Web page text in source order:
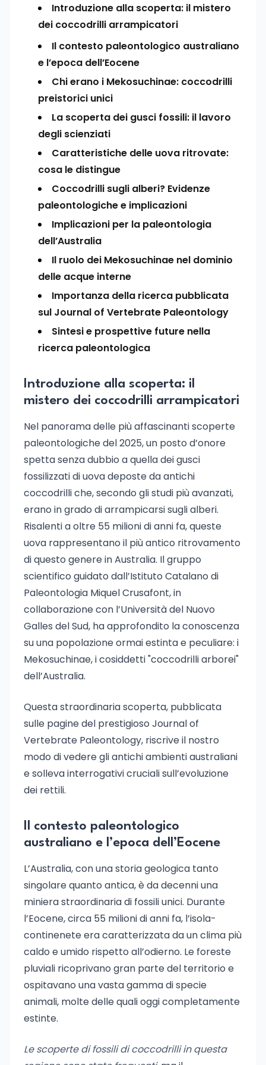
Introduzione alla scoperta: il mistero
dei coccodrilli arrampicatori
Il contesto paleontologico australiano
e l’epoca dell’Eocene
Chi erano i Mekosuchinae: coccodrilli
preistorici unici
La scoperta dei gusci fossili: il lavoro
degli scienziati
Caratteristiche delle uova ritrovate:
cosa le distingue
Coccodrilli sugli alberi? Evidenze
paleontologiche e implicazioni
Implicazioni per la paleontologia
dell’Australia
Il ruolo dei Mekosuchinae nel dominio
delle acque interne
Importanza della ricerca pubblicata
sul Journal of Vertebrate Paleontology
Sintesi e prospettive future nella
ricerca paleontologica
Introduzione alla scoperta: il
mistero dei coccodrilli arrampicatori
Nel panorama delle più affascinanti scoperte
paleontologiche del 2025, un posto d’onore
spetta senza dubbio a quella dei gusci
fossilizzati di uova deposte da antichi
coccodrilli che, secondo gli studi più avanzati,
erano in grado di arrampicarsi sugli alberi.
Risalenti a oltre 55 milioni di anni fa, queste
uova rappresentano il più antico ritrovamento
di questo genere in Australia. Il gruppo
scientifico guidato dall’Istituto Catalano di
Paleontologia Miquel Crusafont, in
collaborazione con l’Università del Nuovo
Galles del Sud, ha approfondito la conoscenza
su una popolazione ormai estinta e peculiare: i
Mekosuchinae, i cosiddetti "coccodrilli arborei"
dell’Australia.
Questa straordinaria scoperta, pubblicata
sulle pagine del prestigioso Journal of
Vertebrate Paleontology, riscrive il nostro
modo di vedere gli antichi ambienti australiani
e solleva interrogativi cruciali sull’evoluzione
dei rettili.
Il contesto paleontologico
australiano e l’epoca dell’Eocene
L’Australia, con una storia geologica tanto
singolare quanto antica, è da decenni una
miniera straordinaria di fossili unici. Durante
l’Eocene, circa 55 milioni di anni fa, l’isola-
continenete era caratterizzata da un clima più
caldo e umido rispetto all’odierno. Le foreste
pluviali ricoprivano gran parte del territorio e
ospitavano una vasta gamma di specie
animali, molte delle quali oggi completamente
estinte.
Le scoperte di fossili di coccodrilli in questa